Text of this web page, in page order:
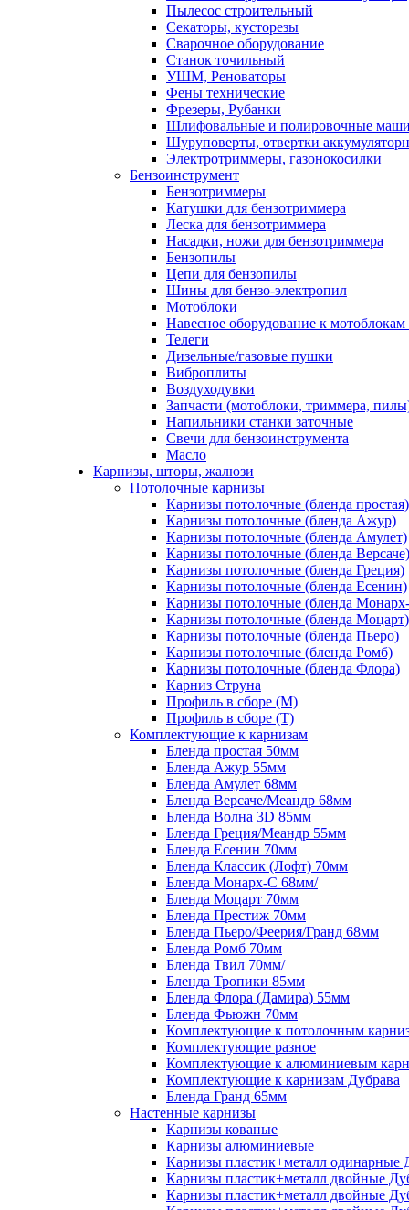
Пылесос строительный
Секаторы, кусторезы
Сварочное оборудование
Станок точильный
УШМ, Реноваторы
Фены технические
Фрезеры, Рубанки
Шлифовальные и полировочные
Шуруповерты, отвертки
Электротриммеры, газонокосилки
Бензоинструмент
Бензотриммеры
Катушки для бензотриммера
Леска для бензотриммера
Насадки, ножи для бензотриммера
Бензопилы
Цепи для бензопилы
Шины для бензо-электропил
Мотоблоки
Навесное оборудование к мотоблокам
Телеги
Дизельные/газовые пушки
Виброплиты
Воздуходувки
Запчасти (мотоблоки, триммера,
Напильники станки заточные
Свечи для бензоинструмента
Масло
Карнизы, шторы, жалюзи
Потолочные карнизы
Карнизы потолочные (бленда простая)
Карнизы потолочные (бленда Ажур)
Карнизы потолочные (бленда Амулет)
Карнизы потолочные (бленда Версаче)
Карнизы потолочные (бленда Греция)
Карнизы потолочные (бленда Есенин)
Карнизы потолочные (бленда
Карнизы потолочные (бленда Моцарт)
Карнизы потолочные (бленда Пьеро)
Карнизы потолочные (бленда Ромб)
Карнизы потолочные (бленда Флора)
Карниз Струна
Профиль в сборе (М)
Профиль в сборе (Т)
Комплектующие к карнизам
Бленда простая 50мм
Бленда Ажур 55мм
Бленда Амулет 68мм
Бленда Версаче/Меандр 68мм
Бленда Волна 3D 85мм
Бленда Греция/Меандр 55мм
Бленда Есенин 70мм
Бленда Классик (Лофт) 70мм
Бленда Монарх-С 68мм/
Бленда Моцарт 70мм
Бленда Престиж 70мм
Бленда Пьеро/Феерия/Гранд 68мм
Бленда Ромб 70мм
Бленда Твил 70мм/
Бленда Тропики 85мм
Бленда Флора (Дамира) 55мм
Бленда Фьюжн 70мм
Комплектующие к потолочным
Комплектующие разное
Комплектующие к алюминиевым
Комплектующие к карнизам Дубрава
Бленда Гранд 65мм
Настенные карнизы
Карнизы кованые
Карнизы алюминиевые
Карнизы пластик+металл одинарные
Карнизы пластик+металл двойные
Карнизы пластик+металл двойные